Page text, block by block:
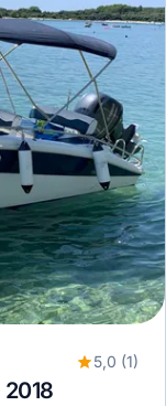
5,0 (1)
2018